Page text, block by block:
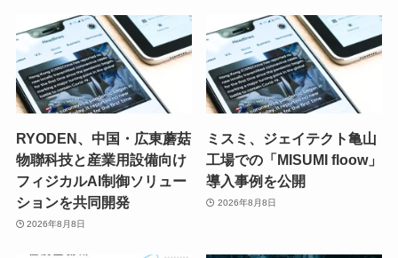
RYODEN、中国・広東蘑菇
物聯科技と産業用設備向け
フィジカルAI制御ソリュー
ションを共同開発
2026年8月8日
ミスミ、ジェイテクト亀山
工場での「MISUMI floow」
導入事例を公開
2026年8月8日